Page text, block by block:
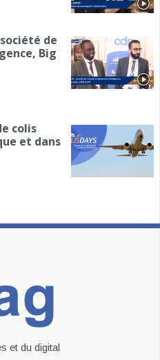
société de
Big
colis
et dans
et du digital